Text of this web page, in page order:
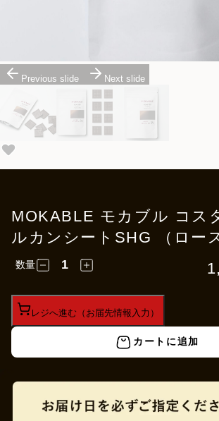
Previous slide Next slide
MOKABLE モカブル コス
ルカンシートSHG （ロー
数量
レジへ進む（お届先情報入力）
カートに追加